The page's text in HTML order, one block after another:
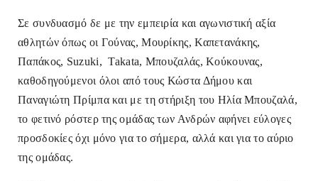
Σε συνδυασμό δε με την εμπειρία και αγωνιστική αξία
αθλητών όπως οι Γούνας, Μουρίκης, Καπετανάκης,
Παπάκος, Suzuki, Takata, Μπουζαλάς, Κούκουνας,
καθοδηγούμενοι όλοι από τους Κώστα Δήμου και
Παναγιώτη Πρίμπα και με τη στήριξη του Ηλία Μπουζαλά,
το φετινό ρόστερ της ομάδας των Ανδρών αφήνει εύλογες
προσδοκίες όχι μόνο για το σήμερα, αλλά και για το αύριο
της ομάδας.